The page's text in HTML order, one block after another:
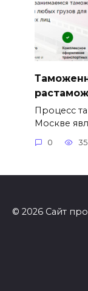
Процесс
Москве
0 35
© 2026 Сайт